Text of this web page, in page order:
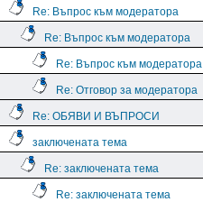
Re: Въпрос към модератора
Re: Въпрос към модератора
Re: Въпрос към модератора
Re: Отговор за модератора
Re: ОБЯВИ И ВЪПРОСИ
заключената тема
Re: заключената тема
Re: заключената тема